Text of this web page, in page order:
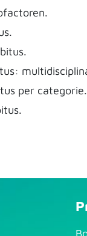
per categorie.